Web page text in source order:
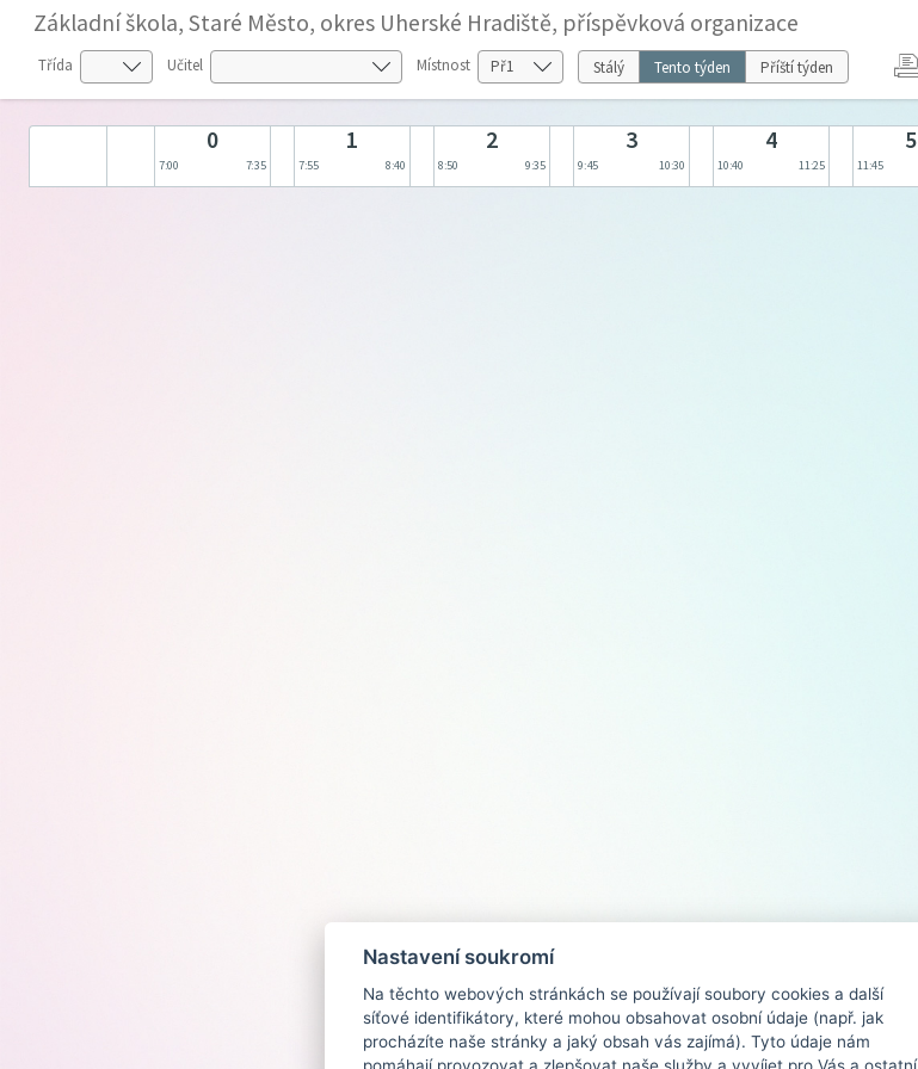
Základní škola, Staré Město, okres Uherské Hradiště, příspěvková organizace
Třída Učitel Místnost Stálý Tento týden Příští týden
0
7:00 7:35
1
7:55 8:40
2
8:50 9:35
3
9:45 10:30
4
10:40 11:25
5
11:45
Nastavení soukromí
Na těchto webových stránkách se používají soubory cookies a další
síťové identifikátory, které mohou obsahovat osobní údaje (např. jak
procházíte naše stránky a jaký obsah vás zajímá). Tyto údaje nám